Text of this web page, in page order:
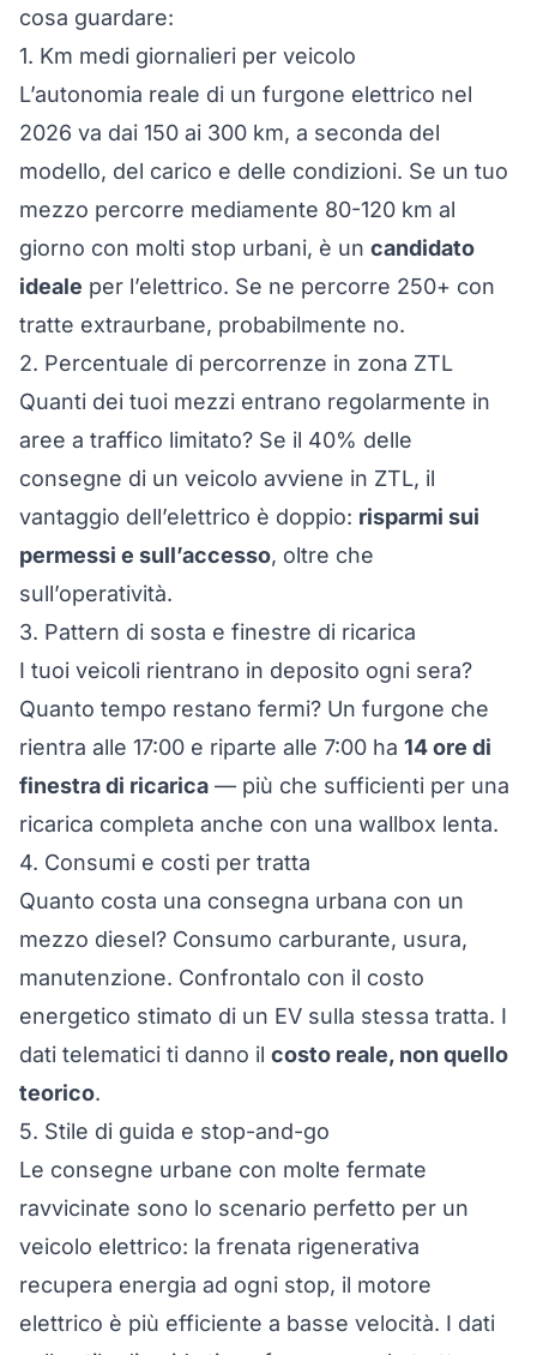
cosa guardare:
1. Km medi giornalieri per veicolo
L’autonomia reale di un furgone elettrico nel
2026 va dai 150 ai 300 km, a seconda del
modello, del carico e delle condizioni. Se un tuo
mezzo percorre mediamente 80-120 km al
giorno con molti stop urbani, è un candidato
ideale per l’elettrico. Se ne percorre 250+ con
tratte extraurbane, probabilmente no.
2. Percentuale di percorrenze in zona ZTL
Quanti dei tuoi mezzi entrano regolarmente in
aree a traffico limitato? Se il 40% delle
consegne di un veicolo avviene in ZTL, il
vantaggio dell’elettrico è doppio: risparmi sui
permessi e sull’accesso, oltre che
sull’operatività.
3. Pattern di sosta e finestre di ricarica
I tuoi veicoli rientrano in deposito ogni sera?
Quanto tempo restano fermi? Un furgone che
rientra alle 17:00 e riparte alle 7:00 ha 14 ore di
finestra di ricarica — più che sufficienti per una
ricarica completa anche con una wallbox lenta.
4. Consumi e costi per tratta
Quanto costa una consegna urbana con un
mezzo diesel? Consumo carburante, usura,
manutenzione. Confrontalo con il costo
energetico stimato di un EV sulla stessa tratta. I
dati telematici ti danno il costo reale, non quello
teorico.
5. Stile di guida e stop-and-go
Le consegne urbane con molte fermate
ravvicinate sono lo scenario perfetto per un
veicolo elettrico: la frenata rigenerativa
recupera energia ad ogni stop, il motore
elettrico è più efficiente a basse velocità. I dati